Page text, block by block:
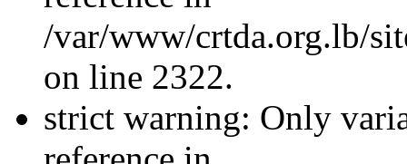
/var/www/crtda.org.lb/
on line 2322.
strict warning: Only